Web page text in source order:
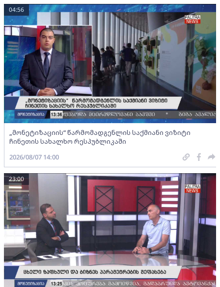
„მონეტიზაციის“ წარმომადგენლის საქმიანი ვიზიტი
ჩინეთის სახალხო რესპუბლიკაში
04:56
2026/08/07 14:00
23:00